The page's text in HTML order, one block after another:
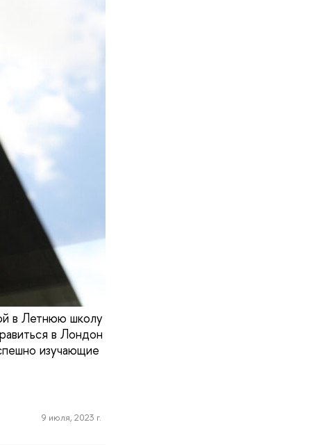
в Летнюю школу
в Лондон
изучающие
9 июля, 2023 г.